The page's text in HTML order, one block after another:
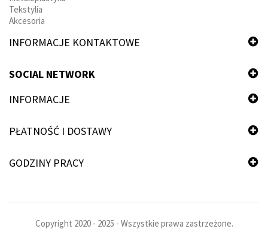
Tekstylia
Akcesoria
INFORMACJE KONTAKTOWE
SOCIAL NETWORK
INFORMACJE
PŁATNOŚĆ I DOSTAWY
GODZINY PRACY
Copyright 2020 - 2025 - Wszystkie prawa zastrzeżone.